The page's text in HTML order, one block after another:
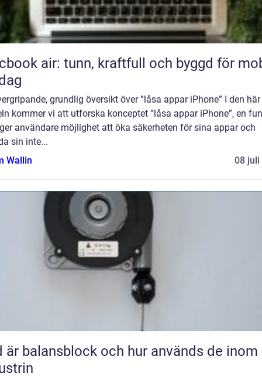
air: tunn, kraftfull och byggd för
grundlig översikt över ”låsa appar iPhone” I den här
kommer vi att utforska konceptet ”låsa appar iPhone”, en
användare möjlighet att öka säkerheten för sina appar och
sin inte...
Wallin
08 juli
är balansblock och hur används de inom